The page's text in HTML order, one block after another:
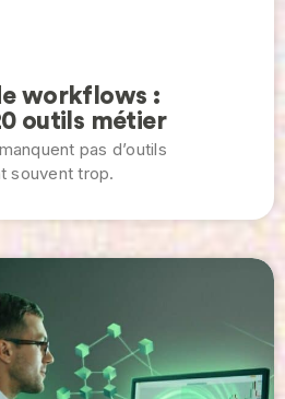
workflows :
outils métier
pas d’outils
souvent trop.